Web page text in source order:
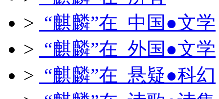
> “麒麟”在 中国●文学
> “麒麟”在 外国●文学
> “麒麟”在 悬疑●科幻